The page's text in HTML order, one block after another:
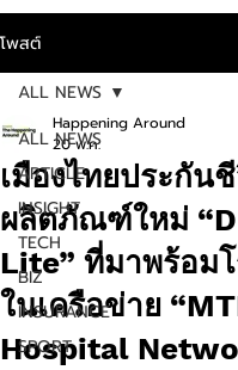
โพสต์
ALL NEWS
ARTICLE
INSIGHT
TECH
BIZ
INSURANCE
SPORT
ALL NEWS
เมืองไทยประกัน
ผลิตภัณฑ์ใหม่
Lite” ที่มาพร้อม
ในเครือข่าย
Hospital
Happening Around
20 พ.ค.